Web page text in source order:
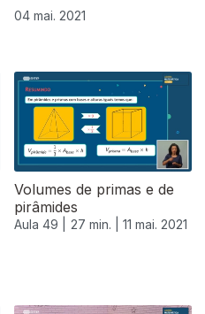
04 mai. 2021
Volumes de primas e de
pirâmides
Aula 49 | 27 min. | 11 mai. 2021